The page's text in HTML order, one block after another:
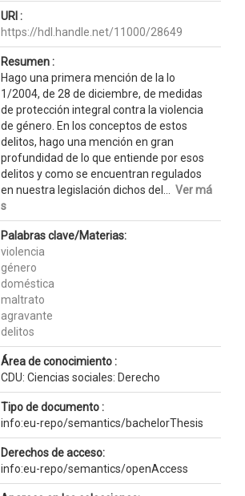
URI :
https://hdl.handle.net/11000/28649
Resumen :
Hago una primera mención de la lo
1/2004, de 28 de diciembre, de medidas
de protección integral contra la violencia
de género. En los conceptos de estos
delitos, hago una mención en gran
profundidad de lo que entiende por esos
delitos y como se encuentran regulados
en nuestra legislación dichos del... Ver má
s
Palabras clave/Materias:
violencia
género
doméstica
maltrato
agravante
delitos
Área de conocimiento :
CDU: Ciencias sociales: Derecho
Tipo de documento :
info:eu-repo/semantics/bachelorThesis
Derechos de acceso:
info:eu-repo/semantics/openAccess